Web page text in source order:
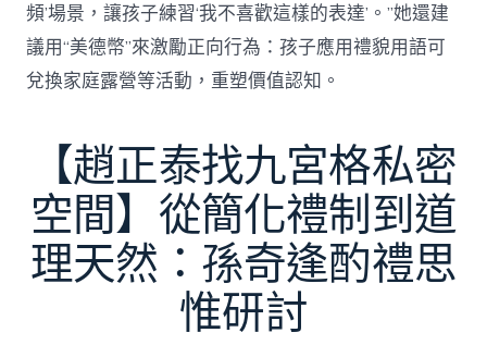
頻’場景，讓孩子練習‘我不喜歡這樣的表達’。”她還建
議用“美德幣”來激勵正向行為：孩子應用禮貌用語可
兌換家庭露營等活動，重塑價值認知。
【趙正泰找九宮格私密
空間】從簡化禮制到道
理天然：孫奇逢酌禮思
惟研討